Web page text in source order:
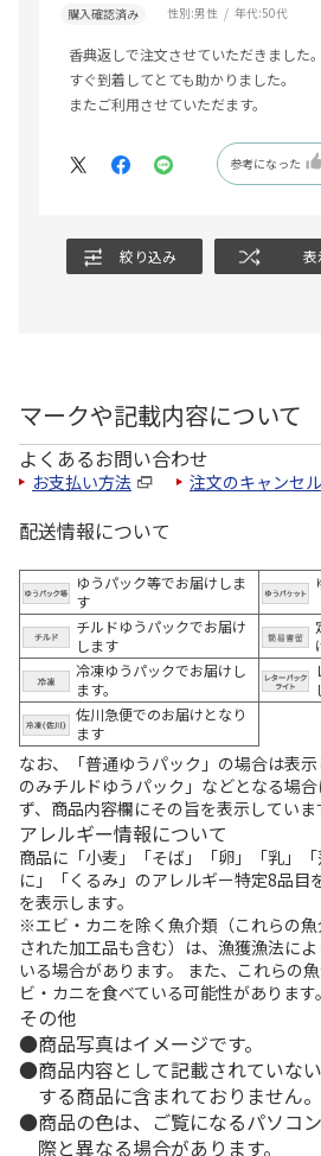
購入確認済み 性別:男性 年代:50代
香典返しで注文させていただきました。
すぐ到着してとても助かりました。
またご利用させていただます。
参考になった
絞り込み 表
マークや記載内容について
よくあるお問い合わせ
お支払い方法 注文のキャンセ
配送情報について
ゆうパック等でお届けしま
す
チルドゆうパックでお届け
します
冷凍ゆうパックでお届けし
ます。
佐川急便でのお届けとなり
ます
なお、「普通ゆうパック」の場合は表
のみチルドゆうパック」などとなる場
ず、商品内容欄にその旨を表示していま
アレルギー情報について
商品に「小麦」「そば」「卵」「乳」
に」「くるみ」のアレルギー特定8品目
を表示します。
※エビ・カニを除く魚介類（これらの
された加工品も含む）は、漁獲漁法に
いる場合があります。 また、これらの
ビ・カニを食べている可能性があります。
その他
商品写真はイメージです。
商品内容として記載されていな
する商品に含まれておりません。
商品の色は、ご覧になるパソコ
際と異なる場合があります。